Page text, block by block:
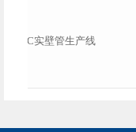
塑料管材挤出机